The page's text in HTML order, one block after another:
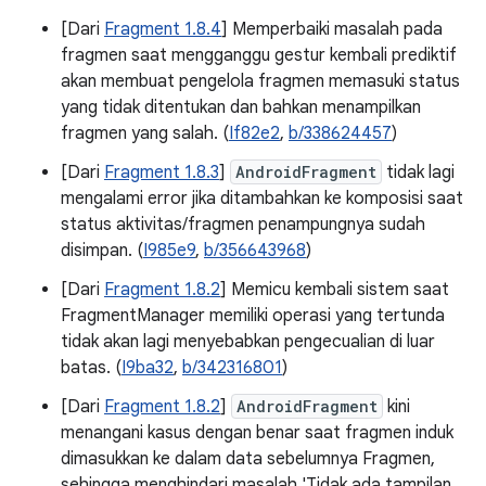
[Dari Fragment 1.8.4] Memperbaiki masalah pada
fragmen saat mengganggu gestur kembali prediktif
akan membuat pengelola fragmen memasuki status
yang tidak ditentukan dan bahkan menampilkan
fragmen yang salah. (If82e2, b/338624457)
[Dari Fragment 1.8.3] AndroidFragment tidak lagi
mengalami error jika ditambahkan ke komposisi saat
status aktivitas/fragmen penampungnya sudah
disimpan. (I985e9, b/356643968)
[Dari Fragment 1.8.2] Memicu kembali sistem saat
FragmentManager memiliki operasi yang tertunda
tidak akan lagi menyebabkan pengecualian di luar
batas. (I9ba32, b/342316801)
[Dari Fragment 1.8.2] AndroidFragment kini
menangani kasus dengan benar saat fragmen induk
dimasukkan ke dalam data sebelumnya Fragmen,